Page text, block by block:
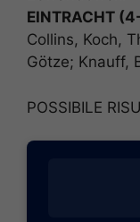
EINTRACHT
Collins, Koch,
Götze; Knauff,
POSSIBILE